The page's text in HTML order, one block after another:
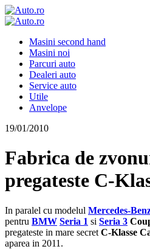
Masini second hand
Masini noi
Parcuri auto
Dealeri auto
Service auto
Utile
Anvelope
19/01/2010
Fabrica de
pregateste C-
In paralel cu modelul Mercedes-
pentru BMW Seria 1 si Seria 3
pregateste in mare secret C-Klasse
aparea in 2011.